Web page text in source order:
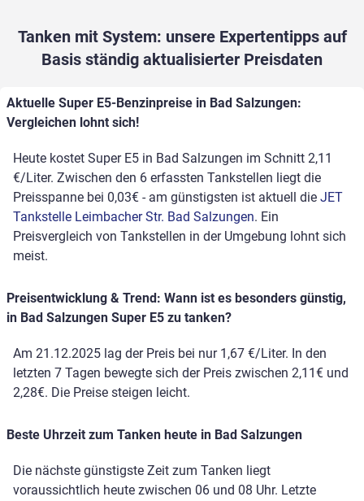
Tanken mit System: unsere Expertentipps auf
Basis ständig aktualisierter Preisdaten
Aktuelle Super E5-Benzinpreise in Bad Salzungen:
Vergleichen lohnt sich!
Heute kostet Super E5 in Bad Salzungen im Schnitt 2,11
€/Liter. Zwischen den 6 erfassten Tankstellen liegt die
Preisspanne bei 0,03€ - am günstigsten ist aktuell die JET
Tankstelle Leimbacher Str. Bad Salzungen. Ein
Preisvergleich von Tankstellen in der Umgebung lohnt sich
meist.
Preisentwicklung & Trend: Wann ist es besonders günstig,
in Bad Salzungen Super E5 zu tanken?
Am 21.12.2025 lag der Preis bei nur 1,67 €/Liter. In den
letzten 7 Tagen bewegte sich der Preis zwischen 2,11€ und
2,28€. Die Preise steigen leicht.
Beste Uhrzeit zum Tanken heute in Bad Salzungen
Die nächste günstigste Zeit zum Tanken liegt
voraussichtlich heute zwischen 06 und 08 Uhr. Letzte